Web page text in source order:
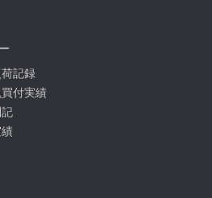
記録
付実績